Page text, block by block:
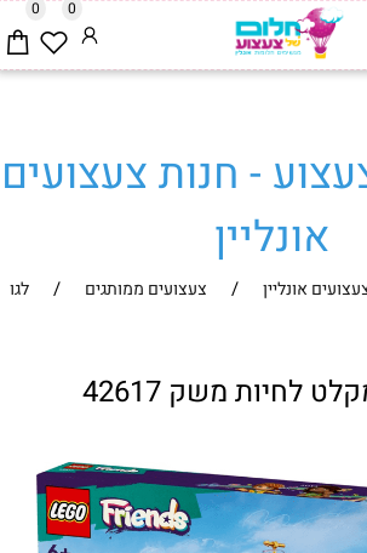
0 0
- חנות צעצועים
אונליין
אונליין / צעצועים ממותגים /
לגו
לחיות משק 42617